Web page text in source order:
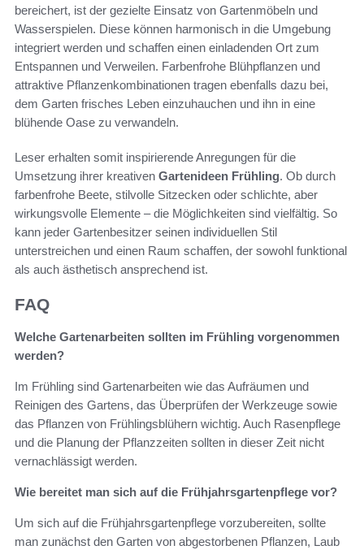
bereichert, ist der gezielte Einsatz von Gartenmöbeln und
Wasserspielen. Diese können harmonisch in die Umgebung
integriert werden und schaffen einen einladenden Ort zum
Entspannen und Verweilen. Farbenfrohe Blühpflanzen und
attraktive Pflanzenkombinationen tragen ebenfalls dazu bei,
dem Garten frisches Leben einzuhauchen und ihn in eine
blühende Oase zu verwandeln.
Leser erhalten somit inspirierende Anregungen für die
Umsetzung ihrer kreativen Gartenideen Frühling. Ob durch
farbenfrohe Beete, stilvolle Sitzecken oder schlichte, aber
wirkungsvolle Elemente – die Möglichkeiten sind vielfältig. So
kann jeder Gartenbesitzer seinen individuellen Stil
unterstreichen und einen Raum schaffen, der sowohl funktional
als auch ästhetisch ansprechend ist.
FAQ
Welche Gartenarbeiten sollten im Frühling vorgenommen
werden?
Im Frühling sind Gartenarbeiten wie das Aufräumen und
Reinigen des Gartens, das Überprüfen der Werkzeuge sowie
das Pflanzen von Frühlingsblühern wichtig. Auch Rasenpflege
und die Planung der Pflanzzeiten sollten in dieser Zeit nicht
vernachlässigt werden.
Wie bereitet man sich auf die Frühjahrsgartenpflege vor?
Um sich auf die Frühjahrsgartenpflege vorzubereiten, sollte
man zunächst den Garten von abgestorbenen Pflanzen, Laub